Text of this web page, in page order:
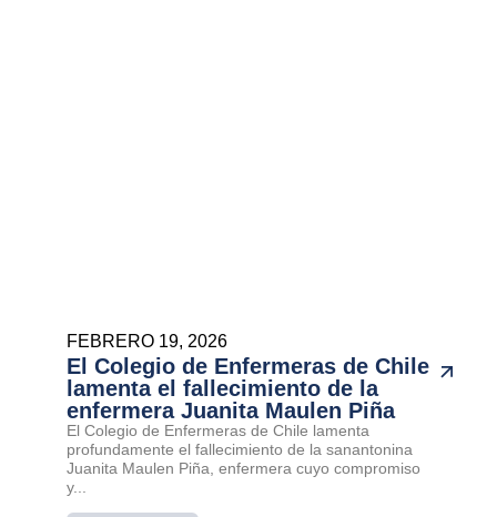
FEBRERO 19, 2026
El Colegio de Enfermeras de Chile
lamenta el fallecimiento de la
enfermera Juanita Maulen Piña
El Colegio de Enfermeras de Chile lamenta
profundamente el fallecimiento de la sanantonina
Juanita Maulen Piña, enfermera cuyo compromiso
y...